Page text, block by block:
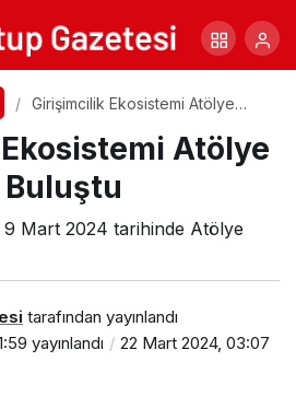
Girişimcilik Ekosistemi Atölye
Atölye
Buluştu
9 Mart 2024 tarihinde Atölye
tarafından yayınlandı
yayınlandı
22 Mart 2024, 03:07
Zaman Yönetimi Stratejileri